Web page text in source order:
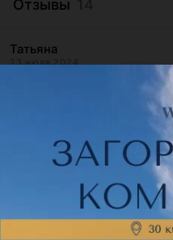
Отзывы
Татьяна
23 июля 2024
Прошла обучение на
Очень хорошие курсы,
Брест, ул. Горького, 31
Отзыв подтвержден